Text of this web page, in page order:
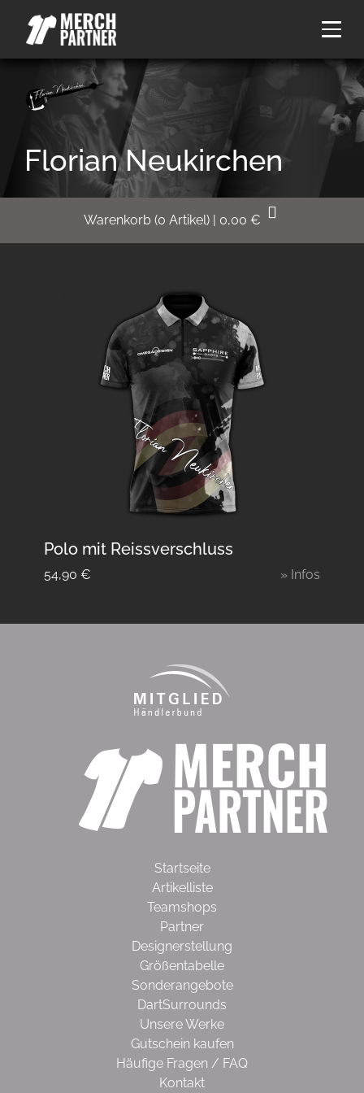
Florian Neukirchen
Warenkorb (0 Artikel) | 0,00 €
Polo mit Reissverschluss
54,90 € » Infos
Startseite
Artikelliste
Teamshops
Partner
Designerstellung
Größentabelle
Sonderangebote
DartSurrounds
Unsere Werke
Gutschein kaufen
Häufige Fragen / FAQ
Kontakt